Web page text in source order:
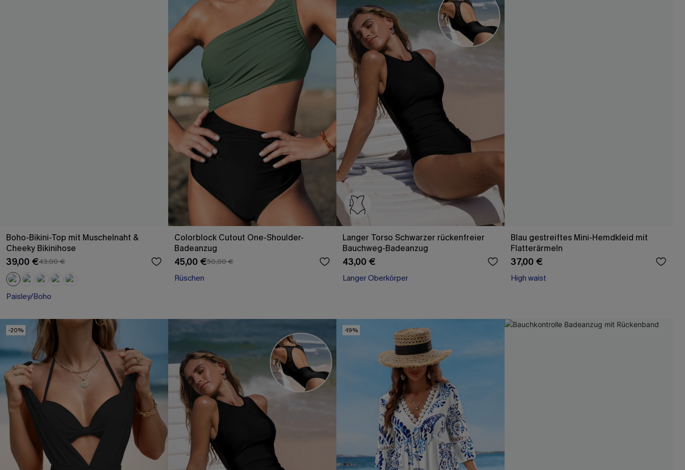
Boho-Bikini-Top mit Muschelnaht &
Cheeky Bikinihose
39,00 €43,00 €
Paisley/Boho
Colorblock Cutout One-Shoulder-
Badeanzug
45,00 €50,00 €
Rüschen
Langer Torso Schwarzer rückenfreier
Bauchweg-Badeanzug
43,00 €
Langer Oberkörper
Blau gestreiftes Mini-Hemdkleid mit
Flatterärmeln
37,00 €
High waist
-20% -19%